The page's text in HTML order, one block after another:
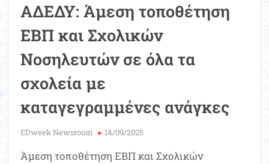
ΑΔΕΔΥ: Άμεση τοποθέτηση
ΕΒΠ και Σχολικών
Νοσηλευτών σε όλα τα
σχολεία με
καταγεγραμμένες ανάγκες
EDweek Newsroom 14/09/2025
Άμεση τοποθέτηση ΕΒΠ και Σχολικών